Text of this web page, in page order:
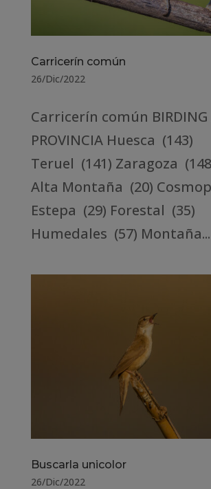
Carricerín común
26/Dic/2022
Carricerín común BIRDING
PROVINCIA Huesca (143)
Teruel (141) Zaragoza
Alta Montaña (20)
Estepa (29) Forestal (35)
Humedales (57) Montaña...
Buscarla unicolor
26/Dic/2022